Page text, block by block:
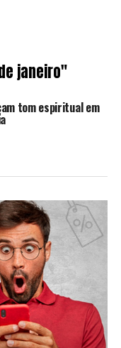
janeiro"
tom espiritual em